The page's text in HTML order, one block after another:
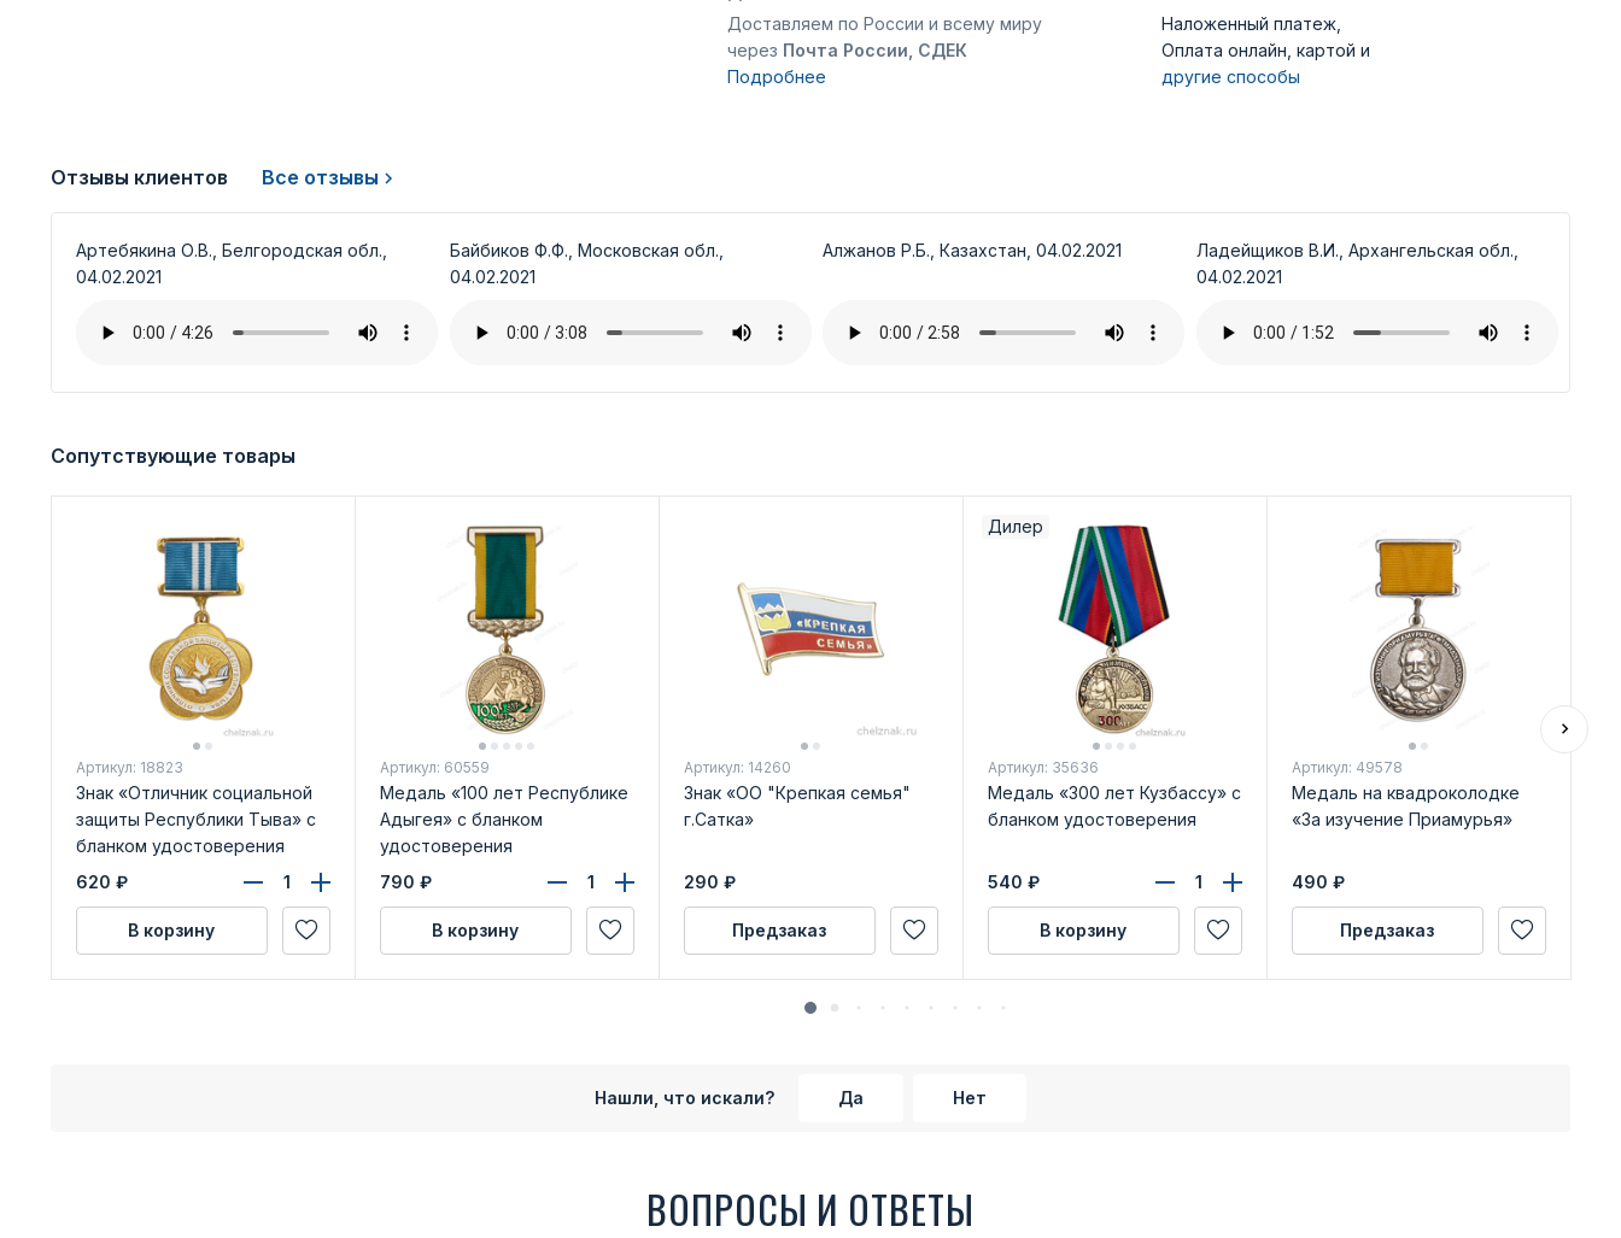
Доставляем по России и всему миру
через Почта России, СДЕК
Подробнее
Наложенный платеж,
Оплата онлайн, картой и
другие способы
Отзывы клиентов Все отзывы
Артебякина О.В., Белгородская обл.,
04.02.2021
Байбиков Ф.Ф., Московская обл.,
04.02.2021
Алжанов Р.Б., Казахстан, 04.02.2021
Ладейщиков В.И., Архангельская обл.,
04.02.2021
Сопутствующие товары
Артикул: 18823
Знак «Отличник социальной
защиты Республики Тыва» с
бланком удостоверения
620 ₽
В корзину
Артикул: 60559
Медаль «100 лет Республике
Адыгея» с бланком
удостоверения
790 ₽
В корзину
Артикул: 14260
Знак «ОО "Крепкая семья"
г.Сатка»
290 ₽
Предзаказ
Дилер
Артикул: 35636
Медаль «300 лет Кузбассу» с
бланком удостоверения
540 ₽
В корзину
Артикул: 49578
Медаль на квадроколодке
«За изучение Приамурья»
490 ₽
Предзаказ
Нашли, что искали? Да Нет
ВОПРОСЫ И ОТВЕТЫ